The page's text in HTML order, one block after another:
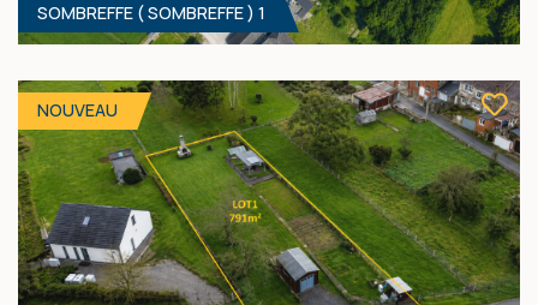
50 000 € HF*
SOMBREFFE ( SOMBREFFE ) 1
NOUVEAU